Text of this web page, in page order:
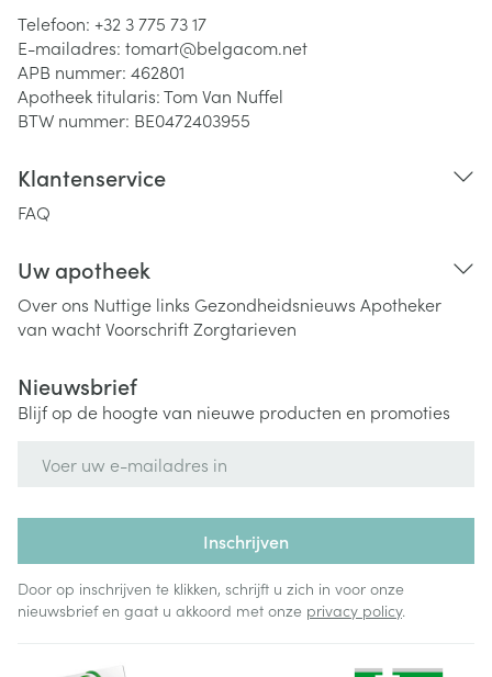
Telefoon: +32 3 775 73 17
E-mailadres: tomart@belgacom.net
APB nummer: 462801
Apotheek titularis:Tom Van Nuffel
BTW nummer: BE0472403955
Klantenservice
FAQ
Uw apotheek
Over ons Nuttige links Gezondheidsnieuws Apotheker
van wachtVoorschriftZorgtarieven
Nieuwsbrief
Blijf op de hoogte van nieuwe producten en promoties
Inschrijven
Door op inschrijven te klikken, schrijft u zich in voor onze
nieuwsbrief en gaat u akkoord met onze privacy policy.